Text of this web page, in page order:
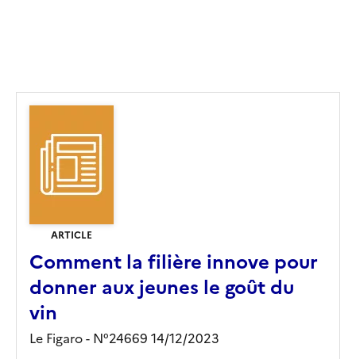
ARTICLE
Comment la filière innove pour
donner aux jeunes le goût du
vin
Le Figaro - N°24669 14/12/2023